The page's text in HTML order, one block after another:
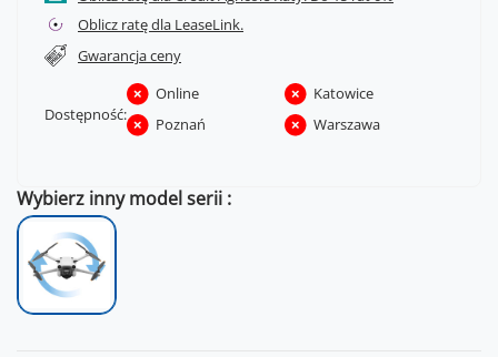
Wybierz inny model serii
Oblicz ratę dla LeaseLink.
Gwarancja ceny
Dostępność:
Online
Katowice
Poznań
Warszawa